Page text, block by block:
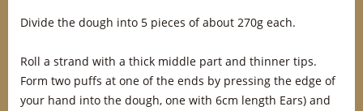
Divide the dough into 5 pieces of about 270g each.
Roll a strand with a thick middle part and thinner tips.
Form two puffs at one of the ends by pressing the edge of
your hand into the dough, one with 6cm length Ears) and